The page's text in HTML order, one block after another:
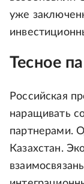
уже
Тесное
Российская
наращивать
партнерами.
Казахстан.